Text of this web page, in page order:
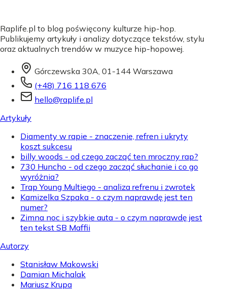
Raplife.pl to blog poświęcony kulturze hip-hop.
Publikujemy artykuły i analizy dotyczące tekstów, stylu
oraz aktualnych trendów w muzyce hip-hopowej.
Górczewska 30A, 01-144 Warszawa
(+48) 716 118 676
hello@raplife.pl
Artykuły
Diamenty w rapie - znaczenie, refren i ukryty
koszt sukcesu
billy woods - od czego zacząć ten mroczny rap?
730 Huncho - od czego zacząć słuchanie i co go
wyróżnia?
Trap Young Multiego - analiza refrenu i zwrotek
Kamizelka Szpaka - o czym naprawdę jest ten
numer?
Zimna noc i szybkie auta - o czym naprawdę jest
ten tekst SB Maffii
Autorzy
Stanisław Makowski
Damian Michalak
Mariusz Krupa